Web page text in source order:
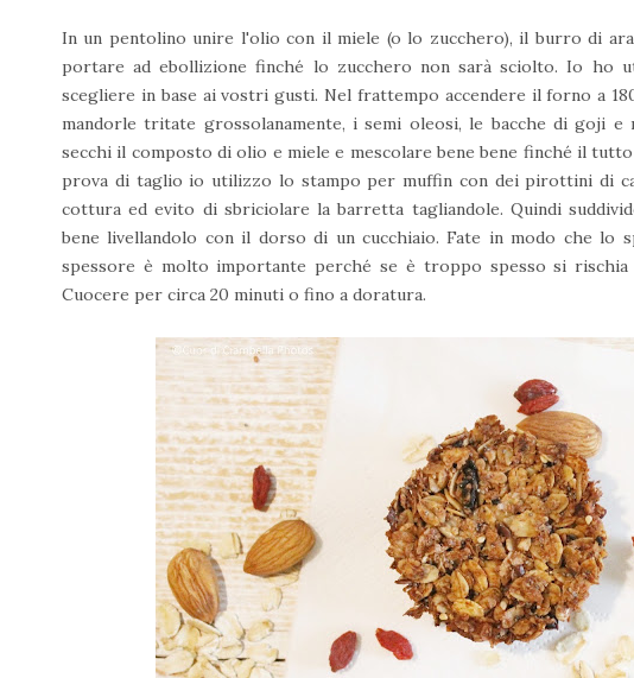
In un pentolino unire l'olio con il miele (o lo zucchero), il burro di
portare ad ebollizione finché lo zucchero non sarà sciolto. Io ho
scegliere in base ai vostri gusti. Nel frattempo accendere il forno a
mandorle tritate grossolanamente, i semi oleosi, le bacche di goji
secchi il composto di olio e miele e mescolare bene bene finché il
prova di taglio io utilizzo lo stampo per muffin con dei pirottini di
cottura ed evito di sbriciolare la barretta tagliandole. Quindi
bene livellandolo con il dorso di un cucchiaio. Fate in modo che lo
spessore è molto importante perché se è troppo spesso si
Cuocere per circa 20 minuti o fino a doratura.